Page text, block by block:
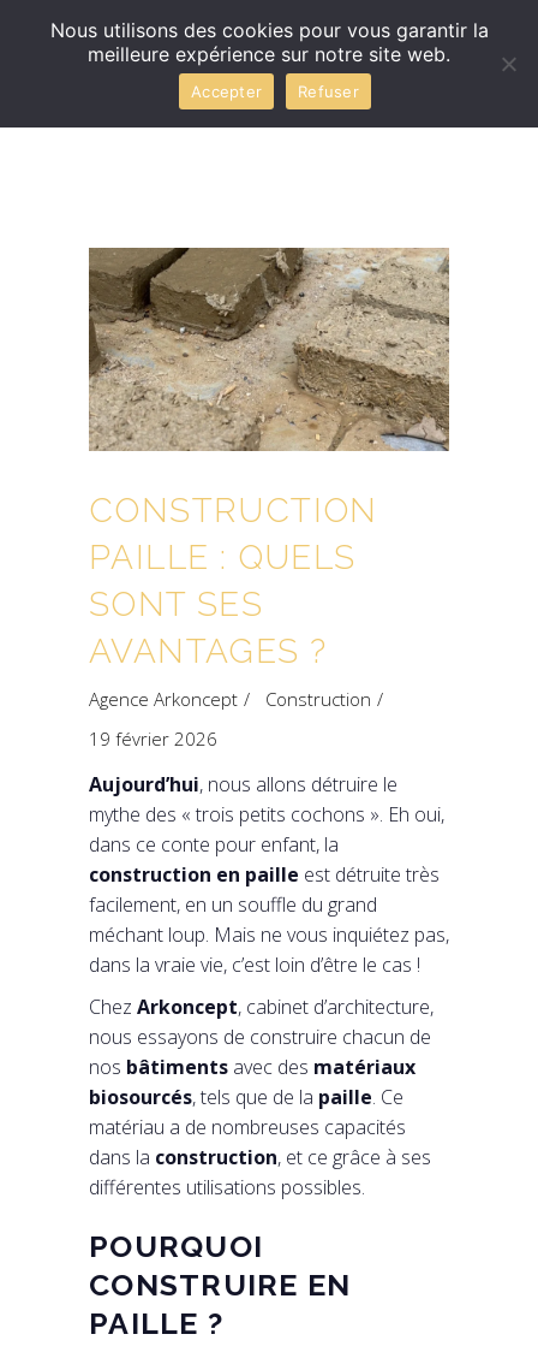
CONSTRUCTION
PAILLE : QUELS
SONT SES
AVANTAGES ?
Agence Arkoncept
Construction
19 février 2026
Aujourd’hui, nous allons détruire le
mythe des « trois petits cochons ». Eh oui,
dans ce conte pour enfant, la
construction en paille est détruite très
facilement, en un souffle du grand
méchant loup. Mais ne vous inquiétez pas,
dans la vraie vie, c’est loin d’être le cas !
Chez Arkoncept, cabinet d’architecture,
nous essayons de construire chacun de
nos bâtiments avec des matériaux
biosourcés, tels que de la paille. Ce
matériau a de nombreuses capacités
dans la construction, et ce grâce à ses
différentes utilisations possibles.
POURQUOI
CONSTRUIRE EN
PAILLE ?
Nous utilisons des cookies pour vous garantir la
meilleure expérience sur notre site web.
Accepter Refuser